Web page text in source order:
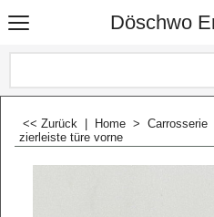
Döschwo
<< Zurück Home > Carrosserie
zierleiste türe vorne